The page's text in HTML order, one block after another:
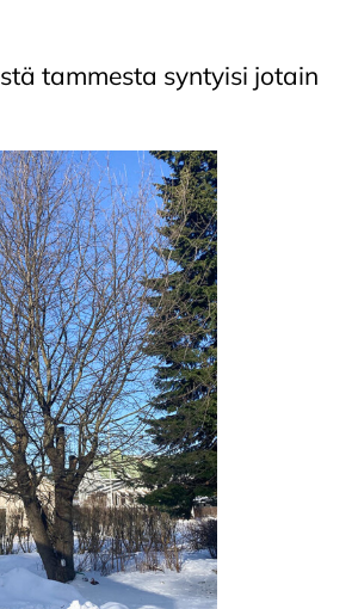
tammesta syntyisi jotain